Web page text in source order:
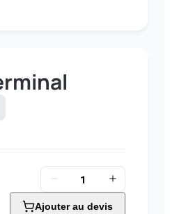
Ajouter au devis